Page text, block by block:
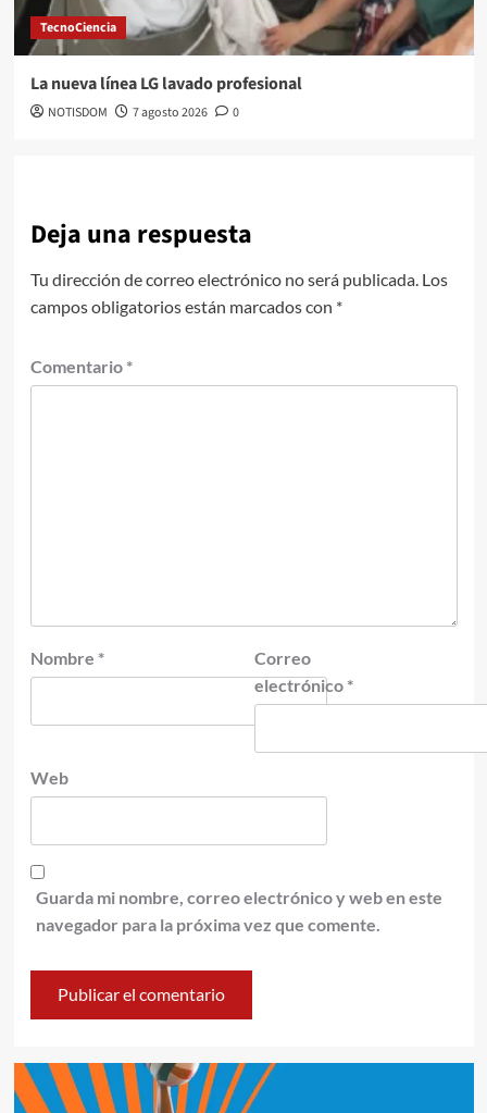
TecnoCiencia
La nueva línea LG lavado profesional
NOTISDOM 7 agosto 2026 0
Deja una respuesta
Tu dirección de correo electrónico no será publicada. Los
campos obligatorios están marcados con *
Comentario *
Nombre *
Correo
electrónico *
Web
Guarda mi nombre, correo electrónico y web en este
navegador para la próxima vez que comente.